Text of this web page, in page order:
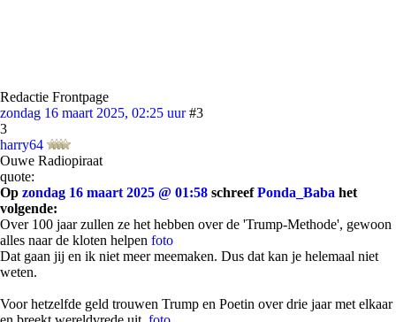
Redactie Frontpage
zondag 16 maart 2025, 02:25 uur #3
3
harry64
Ouwe Radiopiraat
quote:
Op zondag 16 maart 2025 @ 01:58 schreefPonda_Baba het
volgende:
Over 100 jaar zullen ze het hebben over de 'Trump-Methode', gewoon
alles naar de kloten helpen foto
Dat gaan jij en ik niet meer meemaken. Dus dat kan je helemaal niet
weten.
Voor hetzelfde geld trouwen Trump en Poetin over drie jaar met elkaar